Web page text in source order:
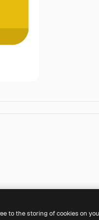
to the storing of cookies on